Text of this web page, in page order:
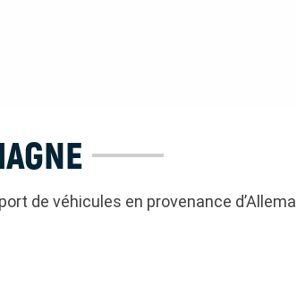
de véhicules en provenance